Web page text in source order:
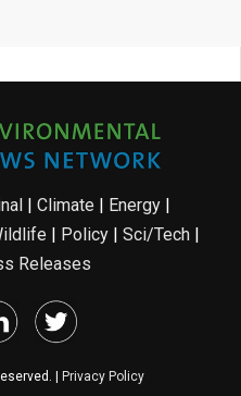
| Climate | Energy |
| Policy| Sci/Tech|
Releases
| Privacy Policy